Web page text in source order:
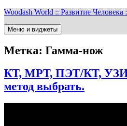
Перейти
содержимому
Woodash World :: Развитие
Меню и виджеты
Метка: Гамма-нож
КТ, МРТ, ПЭТ/КТ, УЗИ
метод выбрать.